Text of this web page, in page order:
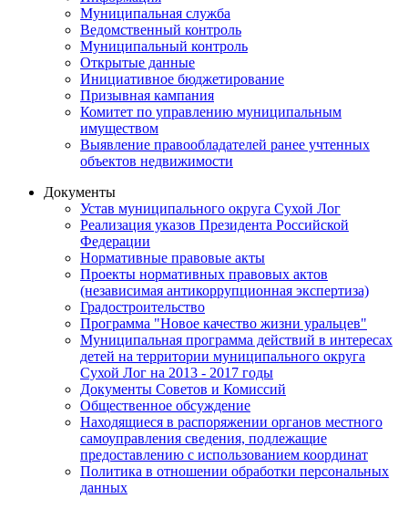
Муниципальная служба
Ведомственный контроль
Муниципальный контроль
Открытые данные
Инициативное бюджетирование
Призывная кампания
Комитет по управлению муниципальным
имуществом
Выявление правообладателей ранее учтенных
объектов недвижимости
Документы
Устав муниципального округа Сухой Лог
Реализация указов Президента Российской
Федерации
Нормативные правовые акты
Проекты нормативных правовых актов
(независимая антикоррупционная экспертиза)
Градостроительство
Программа "Новое качество жизни уральцев"
Муниципальная программа действий в интересах
детей на территории муниципального округа
Сухой Лог на 2013 - 2017 годы
Документы Советов и Комиссий
Общественное обсуждение
Находящиеся в распоряжении органов местного
самоуправления сведения, подлежащие
предоставлению с использованием координат
Политика в отношении обработки персональных
данных